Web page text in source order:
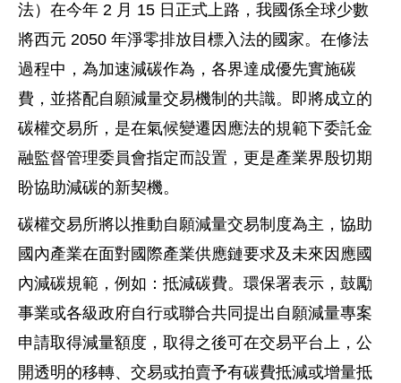
法）在今年 2 月 15 日正式上路，我國係全球少數
將西元 2050 年淨零排放目標入法的國家。在修法
過程中，為加速減碳作為，各界達成優先實施碳
費，並搭配自願減量交易機制的共識。即將成立的
碳權交易所，是在氣候變遷因應法的規範下委託金
融監督管理委員會指定而設置，更是產業界殷切期
盼協助減碳的新契機。
碳權交易所將以推動自願減量交易制度為主，協助
國內產業在面對國際產業供應鏈要求及未來因應國
內減碳規範，例如：抵減碳費。環保署表示，鼓勵
事業或各級政府自行或聯合共同提出自願減量專案
申請取得減量額度，取得之後可在交易平台上，公
開透明的移轉、交易或拍賣予有碳費抵減或增量抵